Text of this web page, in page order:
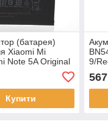
(батарея)
Xiaomi Mi
Note 5A Original
Купити
9/
567